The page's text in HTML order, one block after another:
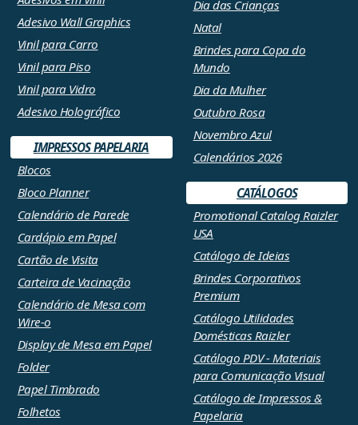
Adesivo Wall Graphics
Vinil para Carro
Vinil para Piso
Vinil para Vidro
Adesivo Holográfico
IMPRESSOS PAPELARIA
Blocos
Bloco Planner
Calendário de Parede
Cardápio em Papel
Cartão de Visita
Carteira de Vacinação
Calendário de Mesa com
Wire-o
Display de Mesa em Papel
Folder
Papel Timbrado
Folhetos
Dia das Crianças
Natal
Brindes para Copa do
Mundo
Dia da Mulher
Outubro Rosa
Novembro Azul
Calendários 2026
CATÁLOGOS
Promotional Catalog Raizler
USA
Catálogo de Ideias
Brindes Corporativos
Premium
Catálogo Utilidades
Domésticas Raizler
Catálogo PDV - Materiais
para Comunicação Visual
Catálogo de Impressos &
Papelaria